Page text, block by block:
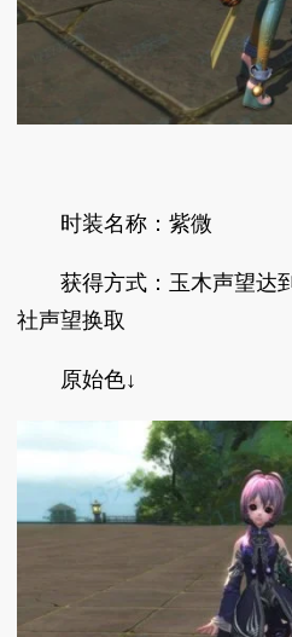
时装名称：紫微
获得方式：玉木声望达
社声望换取
原始色↓